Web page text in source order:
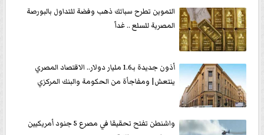
التموين تطرح سبائك ذهب وفضة للتداول بالبورصة
المصرية للسلع .. غداً
أذون جديدة بـ1.6 مليار دولار.. الاقتصاد المصري
ينتعش| ومفاجأة من الحكومة والبنك المركزي
واشنطن تفتح تحقيقا في مصرع 5 جنود أمريكيين